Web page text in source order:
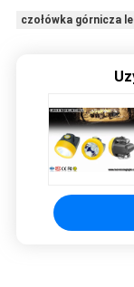
czołówka górnicza